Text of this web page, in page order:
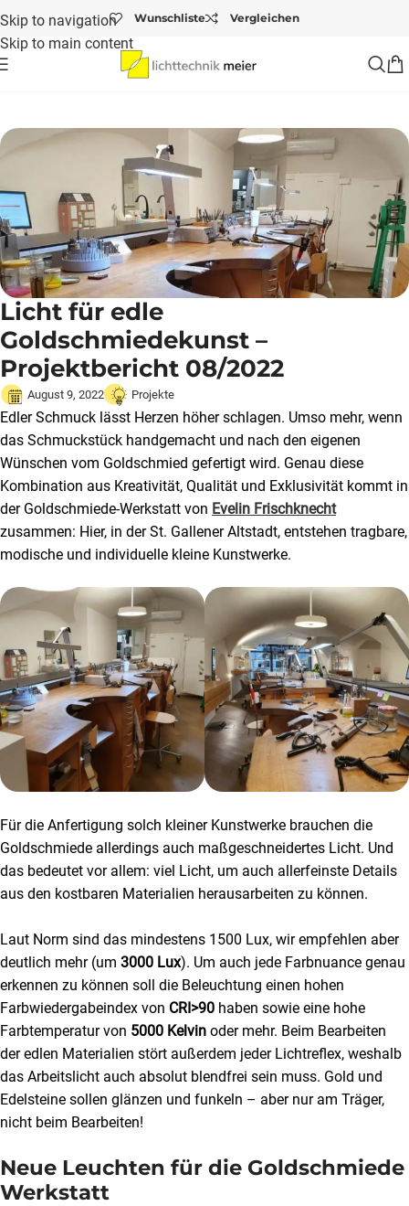
Skip to navigation
Skip to main content
Wunschliste Vergleichen
Licht für edle Goldschmiedekunst – Projektbericht 08/2022
Licht für edle
Goldschmiedekunst –
Projektbericht 08/2022
August 9, 2022 Projekte
Edler Schmuck lässt Herzen höher schlagen. Umso mehr, wenn
das Schmuckstück handgemacht und nach den eigenen
Wünschen vom Goldschmied gefertigt wird. Genau diese
Kombination aus Kreativität, Qualität und Exklusivität kommt in
der Goldschmiede-Werkstatt von Evelin Frischknecht
zusammen: Hier, in der St. Gallener Altstadt, entstehen tragbare,
modische und individuelle kleine Kunstwerke.
Für die Anfertigung solch kleiner Kunstwerke brauchen die
Goldschmiede allerdings auch maßgeschneidertes Licht. Und
das bedeutet vor allem: viel Licht, um auch allerfeinste Details
aus den kostbaren Materialien herausarbeiten zu können.
Laut Norm sind das mindestens 1500 Lux, wir empfehlen aber
deutlich mehr (um 3000 Lux). Um auch jede Farbnuance genau
erkennen zu können soll die Beleuchtung einen hohen
Farbwiedergabeindex von CRI>90 haben sowie eine hohe
Farbtemperatur von 5000 Kelvin oder mehr. Beim Bearbeiten
der edlen Materialien stört außerdem jeder Lichtreflex, weshalb
das Arbeitslicht auch absolut blendfrei sein muss. Gold und
Edelsteine sollen glänzen und funkeln – aber nur am Träger,
nicht beim Bearbeiten!
Neue Leuchten für die Goldschmiede
Werkstatt